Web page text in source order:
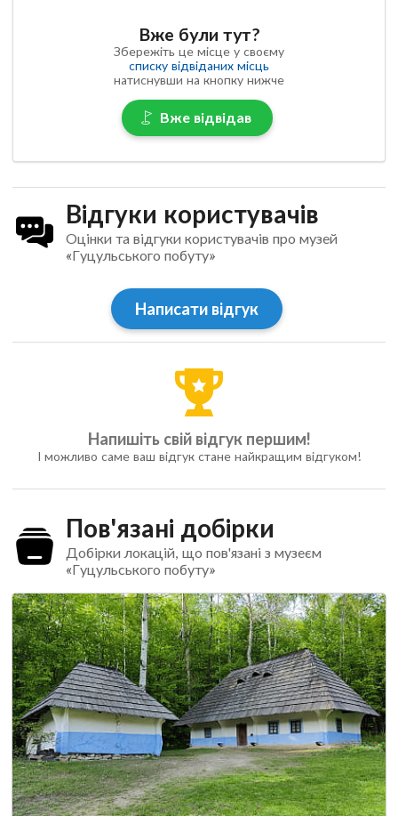
Вже були тут?
Збережіть це місце у своєму
списку відвіданих місць
натиснувши на кнопку нижче
Вже відвідав
Відгуки користувачів
Оцінки та відгуки користувачів про музей
«Гуцульського побуту»
Написати відгук
Напишіть свій відгук першим!
І можливо саме ваш відгук стане найкращим відгуком!
Пов'язані добірки
Добірки локацій, що пов'язані з музеєм
«Гуцульського побуту»